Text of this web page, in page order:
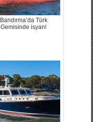
Bandırma’da Türk
Gemisinde isyan!